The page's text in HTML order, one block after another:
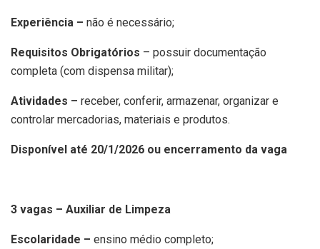
Experiência – não é necessário;
Requisitos Obrigatórios – possuir documentação
completa (com dispensa militar);
Atividades – receber, conferir, armazenar, organizar e
controlar mercadorias, materiais e produtos.
Disponível até 20/1/2026 ou encerramento da vaga
3 vagas – Auxiliar de Limpeza
Escolaridade – ensino médio completo;